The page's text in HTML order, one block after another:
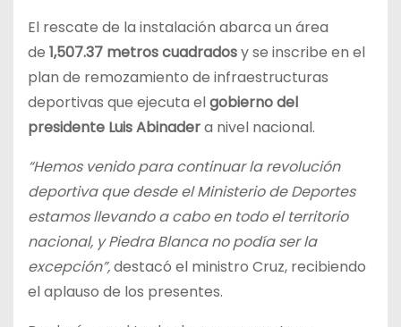
El rescate de la instalación abarca un área
de 1,507.37 metros cuadradosy se inscribe en el
plan de remozamiento de infraestructuras
deportivas que ejecuta elgobierno del
presidente Luis Abinadera nivel nacional.
“Hemos venido para continuar la revolución
deportiva que desde el Ministerio de Deportes
estamos llevando a cabo en todo el territorio
nacional, y Piedra Blanca no podía ser la
excepción”,destacó el ministro Cruz, recibiendo
el aplauso de los presentes.